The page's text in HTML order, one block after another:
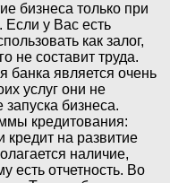
бизнеса только при
Если у Вас есть
как залог,
не составит труда.
банка является очень
услуг они не
бизнеса.
кредитования:
кредит на развитие
наличие,
есть отчетность. Во